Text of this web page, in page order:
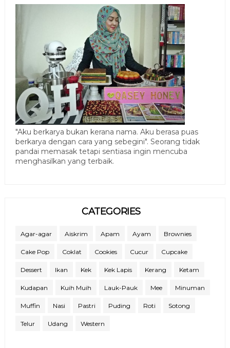
"Aku berkarya bukan kerana nama. Aku berasa puas
berkarya dengan cara yang sebegini". Seorang tidak
pandai memasak tetapi sentiasa ingin mencuba
menghasilkan yang terbaik.
CATEGORIES
Agar-agar Aiskrim Apam Ayam Brownies
Cake Pop Coklat Cookies Cucur Cupcake
Dessert Ikan Kek Kek Lapis Kerang Ketam
Kudapan Kuih Muih Lauk-Pauk Mee Minuman
Muffin Nasi Pastri Puding Roti Sotong
Telur Udang Western